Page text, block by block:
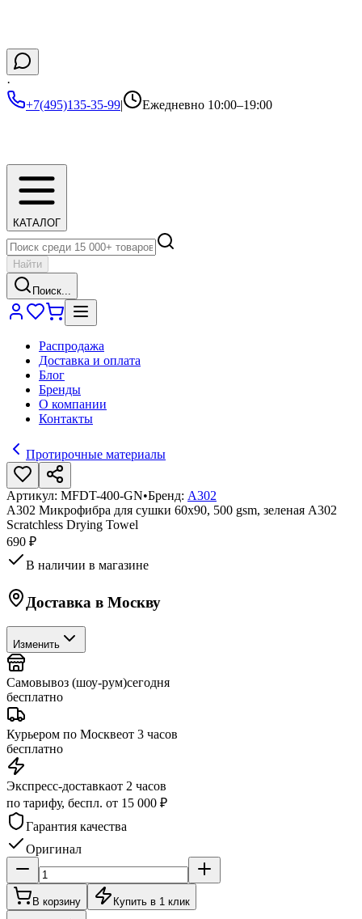
·
+7(495)135-35-99| Ежедневно 10:00–19:00
КАТАЛОГ
Найти
Поиск...
Распродажа
Доставка и оплата
Блог
Бренды
О компании
Контакты
Протирочные материалы
Артикул: MFDT-400-GN•Бренд: A302
A302 Микрофибра для сушки 60х90, 500 gsm, зеленая A302
Scratchless Drying Towel
690 ₽
В наличии в магазине
Доставка в Москву
Изменить
Самовывоз (шоу-рум)сегодня
бесплатно
Курьером по Москвеот 3 часов
бесплатно
Экспресс-доставкаот 2 часов
по тарифу, беспл. от 15 000 ₽
Гарантия качества
Оригинал
В корзину Купить в 1 клик